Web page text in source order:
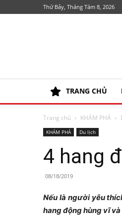
Thứ Bảy, Tháng Tám 8, 2026
TRANG CHỦ
Trang chủ KHÁM PHÁ
KHÁM PHÁ Du lịch
4 hang
08/18/2019
Nếu là người yêu
hang động hùng vĩ